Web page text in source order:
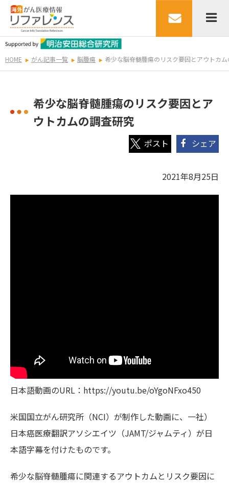
HOME がん記事一覧 脳腫瘍 希少な脳脊髄腫瘍のリスク要因とアウトカ
希少な脳脊髄腫瘍のリスク要因とア
ウトカムの調査研究
シェア
2021年8月25日
日本語動画のURL：https://youtu.be/oYgoNFxo450
米国国立がん研究所（NCI）が制作した動画に、一社）
日本癌医療翻訳アソシエイツ（JAMT/ジャムティ）が日
本語字幕を付けたものです。
希少な脳脊髄腫瘍に関連するアウトカムとリスク要因に